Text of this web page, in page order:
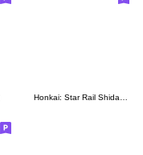
Honkai: Star Rail Shidare Chibi Sticker2